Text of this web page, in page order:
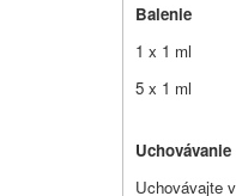
Balenie
1 x 1 ml
5 x 1 ml
Uchovávanie
Uchovávajte